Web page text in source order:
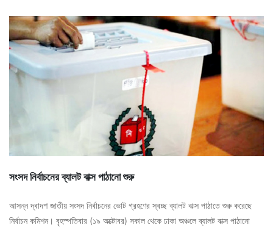
সংসদ নির্বাচনের ব্যালট বাক্স পাঠানো শুরু
আসন্ন দ্বাদশ জাতীয় সংসদ নির্বাচনের ভোট গ্রহণের স্বচ্ছ ব্যালট বাক্স পাঠাতে শুরু করেছে
নির্বাচন কমিশন। বৃহস্পতিবার (১৯ অক্টোবর) সকাল থেকে ঢাকা অঞ্চলে ব্যালট বাক্স পাঠানো